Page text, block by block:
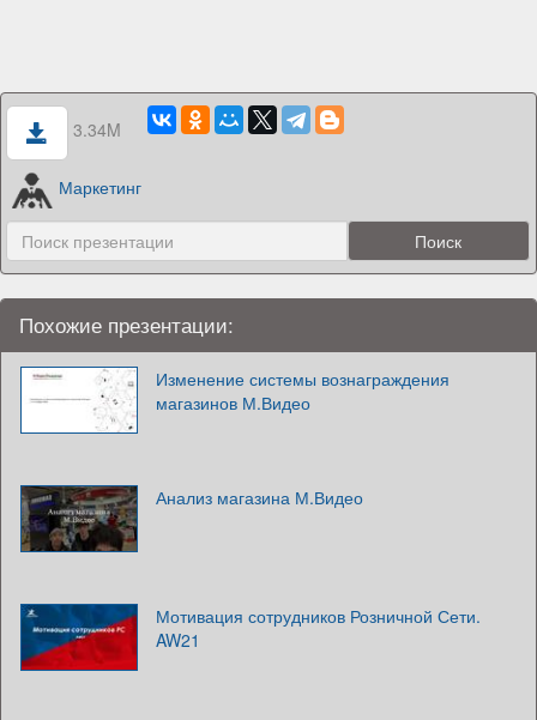
3.34M
Маркетинг
Похожие презентации:
Изменение системы вознаграждения
магазинов М.Видео
Анализ магазина М.Видео
Мотивация сотрудников Розничной Сети.
AW21